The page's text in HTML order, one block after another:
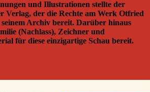
und Illustrationen stellte der
Verlag, der die Rechte am Werk Otfried
seinem Archiv bereit. Darüber hinaus
(Nachlass), Zeichner und
für diese einzigartige Schau bereit.